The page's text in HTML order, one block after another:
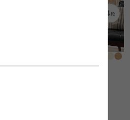
【幅45cm】Aalborg ラック 4段